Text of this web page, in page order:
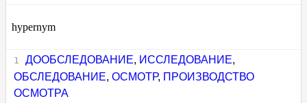
hypernym
ДООБСЛЕДОВАНИЕ, ИССЛЕДОВАНИЕ,
ОБСЛЕДОВАНИЕ,ОСМОТР, ПРОИЗВОДСТВО
ОСМОТРА